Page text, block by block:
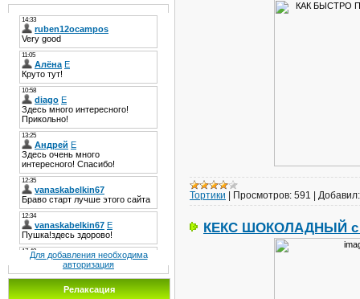
Для добавления необходима
авторизация
Релаксация
Тортики Просмотров: 591 Добавил:
КЕКС ШОКОЛАДНЫЙ с